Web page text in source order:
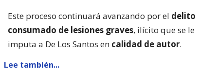
Este proceso continuará avanzando por el delito
consumado de lesiones graves, ilícito que se le
imputa a De Los Santos en calidad de autor.
Lee también...